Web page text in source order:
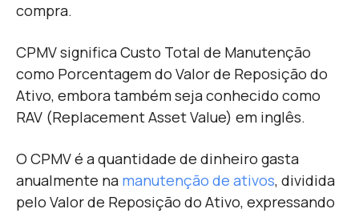
compra.
CPMV significa Custo Total de Manutenção
como Porcentagem do Valor de Reposição do
Ativo, embora também seja conhecido como
RAV (Replacement Asset Value) em inglês.
O CPMV é a quantidade de dinheiro gasta
anualmente na manutenção de ativos, dividida
pelo Valor de Reposição do Ativo, expressando